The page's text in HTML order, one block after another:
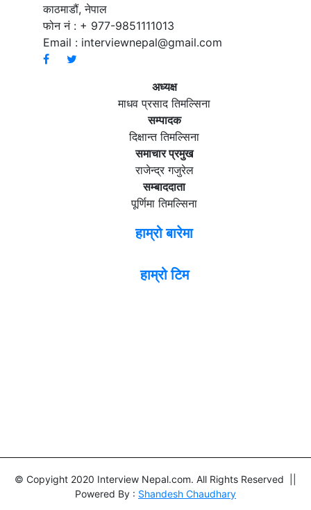
काठमाडौं, नेपाल
फोन नं : + 977-9851111013
Email : interviewnepal@gmail.com
अध्यक्ष
माधव प्रसाद तिमल्सिना
सम्पादक
दिक्षान्त तिमल्सिना
समाचार प्रमुख
राजेन्द्र गजुरेल
सम्बाददाता
पूर्णिमा तिमल्सिना
हाम्रो बारेमा
हाम्रो टिम
© Copyight 2020 Interview Nepal.com. All Rights Reserved ||
Powered By : Shandesh Chaudhary